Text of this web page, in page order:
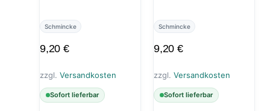
Schmincke
9,20€
zzgl. Versandkosten
Sofort lieferbar
Schmincke
9,20€
zzgl. Versandkosten
Sofort lieferbar